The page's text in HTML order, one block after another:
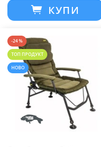
КУПИ
-24 %
ТОП ПРОДУКТ
НОВО